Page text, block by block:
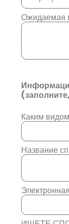
Ожидаемая
Каким
Название